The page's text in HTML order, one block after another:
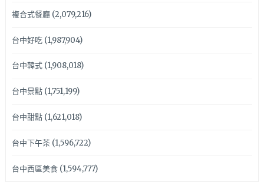
複合式餐廳(2,079,216)
台中好吃(1,987,904)
台中韓式(1,908,018)
台中景點(1,751,199)
台中甜點(1,621,018)
台中下午茶(1,596,722)
台中西區美食(1,594,777)